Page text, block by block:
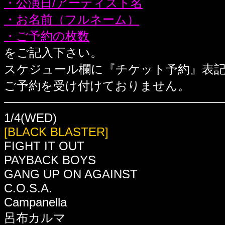
・公演日/アーティスト名
・お名前（フルネーム）
・ご予約の枚数
をご記入下さい。
スケジュール欄に『チケット予約』表
ご予約を受け付けておりません。
1/4(WED)
[BLACK BLASTER]
FIGHT IT OUT
PAYBACK BOYS
GANG UP ON AGAINST
C.O.S.A.
Campanella
呂布カルマ